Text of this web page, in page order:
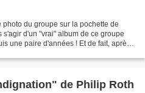
du groupe sur la pochette de
d'un "vrai" album de ce groupe
une paire d'années ! Et de fait, après
de Philip Roth